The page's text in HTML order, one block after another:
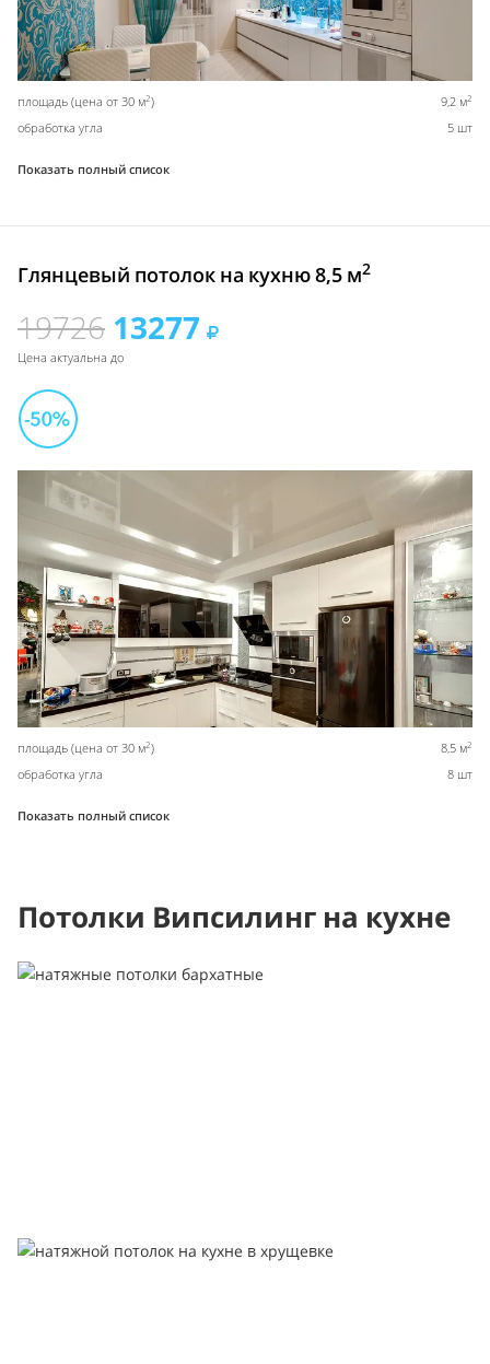
площадь (цена от 30 м2) 9,2 м2
обработка угла 5 шт
Показать полный список
Глянцевый потолок на кухню 8,5 м2
19726 13277
Цена актуальна до
площадь (цена от 30 м2) 8,5 м2
обработка угла 8 шт
Показать полный список
Потолки Випсилинг на кухне